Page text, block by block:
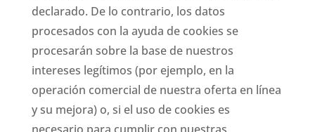
declarado. De lo contrario, los datos
procesados con la ayuda de cookies se
procesarán sobre la base de nuestros
intereses legítimos (por ejemplo, en la
operación comercial de nuestra oferta en línea
y su mejora) o, si el uso de cookies es